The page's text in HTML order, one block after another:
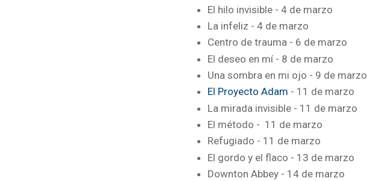
El hilo invisible - 4 de marzo
La infeliz - 4 de marzo
Centro de trauma - 6 de marzo
El deseo en mí - 8 de marzo
Una sombra en mi ojo - 9 de marzo
El Proyecto Adam - 11 de marzo
La mirada invisible - 11 de marzo
El método - 11 de marzo
Refugiado - 11 de marzo
El gordo y el flaco - 13 de marzo
Downton Abbey - 14 de marzo